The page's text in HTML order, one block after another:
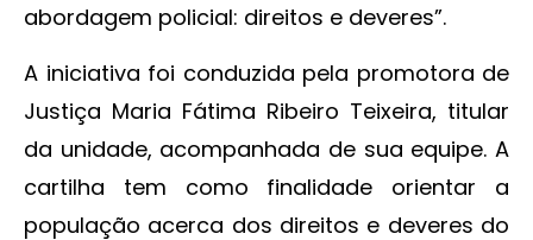
abordagem policial: direitos e deveres”.
A iniciativa foi conduzida pela promotora de
Justiça Maria Fátima Ribeiro Teixeira, titular
da unidade, acompanhada de sua equipe. A
cartilha tem como finalidade orientar a
população acerca dos direitos e deveres do